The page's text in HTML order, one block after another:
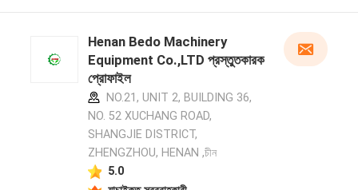
Henan Bedo Machinery
Equipment Co.,LTD প্রস্তুতকারক
প্রোফাইল
NO.21, UNIT 2, BUILDING 36,
NO. 52 XUCHANG ROAD,
SHANGJIE DISTRICT,
ZHENGZHOU, HENAN ,চীন
5.0